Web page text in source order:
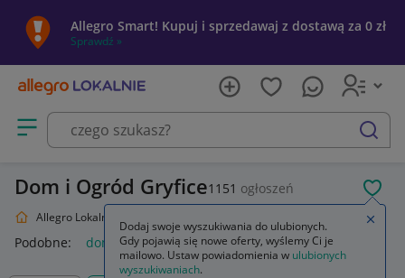
Allegro Smart! Kupuj i sprzedawaj z dostawą za 0 zł
Sprawdź »
Otwórz menu z kategoriami
szukaj
Dom i Ogród Gryfice1151 ogłoszeń
Allegro Lokalnie
Podobne: dom i ogród dom i ogród rośliny
Dodaj swoje wyszukiwania do ulubionych.
Gdy pojawią się nowe oferty, wyślemy Ci je
mailowo. Ustaw powiadomienia w ulubionych
wyszukiwaniach.